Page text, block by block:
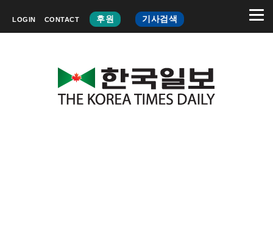
LOGIN CONTACT 후원 기사검색